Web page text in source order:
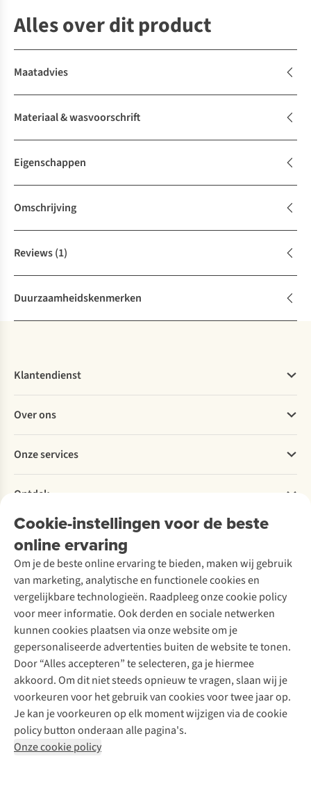
Alles over dit product
Maatadvies
Materiaal & wasvoorschrift
Eigenschappen
Omschrijving
Reviews(1)
Duurzaamheidskenmerken
Cookie-instellingen voor de beste
online ervaring
Om je de beste online ervaring te bieden, maken wij gebruik
van marketing, analytische en functionele cookies en
vergelijkbare technologieën. Raadpleeg onze cookie policy
voor meer informatie. Ook derden en sociale netwerken
kunnen cookies plaatsen via onze website om je
gepersonaliseerde advertenties buiten de website te tonen.
Door “Alles accepteren” te selecteren, ga je hiermee
akkoord. Om dit niet steeds opnieuw te vragen, slaan wij je
voorkeuren voor het gebruik van cookies voor twee jaar op.
Je kan je voorkeuren op elk moment wijzigen via de cookie
policy button onderaan alle pagina's.
Onze cookie policy
Klantendienst
Bestellen
Betalen
Levering
Retourneren
Bestelling herroepen
Garantie
Contact
Over ons
Explore More
Verantwoord ondernemen
Over Ayacucho
Onze winkels
Over A.S.Adventure
Toegankelijkheidsverklaring
Onze services
Ski-onderhoud
Wasservice
Schoenonderhoud
Schoenherstelling
Kledingherstelling
Retouches
Voor bedrijven
Ontdek
A.S.Magazine
Podcast
Explore Academy
Explore Camp
Gear Check
Inspiratie & advies
Meld je aan voor de nieuwsbrief
Follow us
Disclaimer Privacy Policy
Algemene voorwaarden
Cookie Policy